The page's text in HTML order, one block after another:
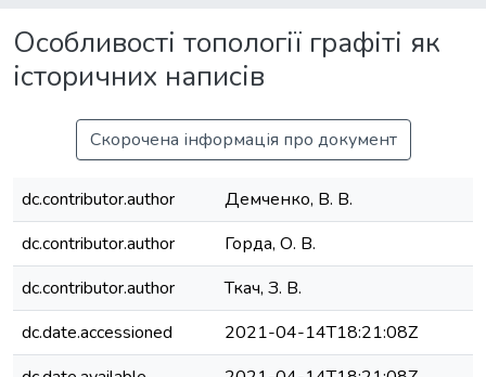
Особливості топології графіті як
історичних написів
Скорочена інформація про документ
dc.contributor.author
Демченко, В. В.
dc.contributor.author
Горда, О. В.
dc.contributor.author
Ткач, З. В.
dc.date.accessioned
2021-04-14T18:21:08Z